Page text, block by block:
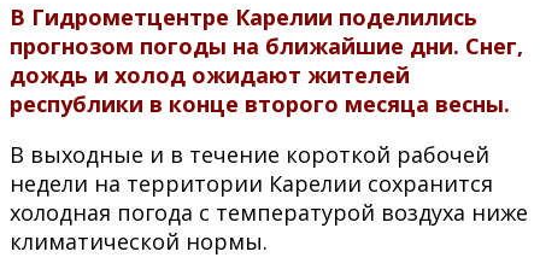
В Гидрометцентре Карелии поделились
прогнозом погоды на ближайшие дни. Снег,
дождь и холод ожидают жителей
республики в конце второго месяца весны.
В выходные и в течение короткой рабочей
недели на территории Карелии сохранится
холодная погода с температурой воздуха ниже
климатической нормы.